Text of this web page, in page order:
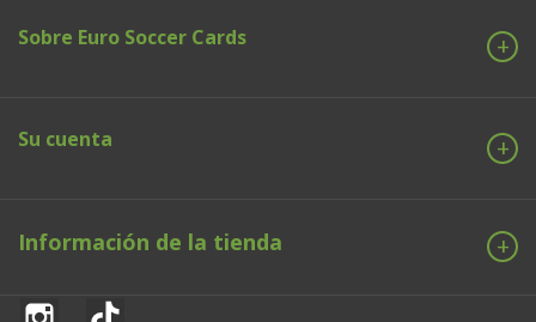
Sobre Euro Soccer Cards
Su cuenta
Información de la tienda
Instagram